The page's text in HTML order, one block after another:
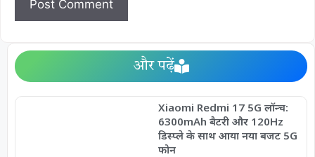
और पढ़ें
Xiaomi Redmi 17 5G लॉन्च:
6300mAh बैटरी और 120Hz
डिस्प्ले के साथ आया नया बजट 5G
फोन